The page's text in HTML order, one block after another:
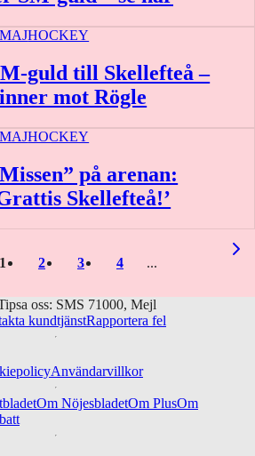
HOCKEY
guld till Skellefteå –
mot Rögle
HOCKEY
på arenan:
Skellefteå!’
1 2 3 4
oss: SMS 71000, Mejl
kundtjänstRapportera fel
Användarvillkor
Om NöjesbladetOm PlusOm